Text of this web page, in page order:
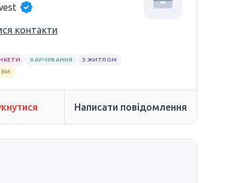
контакти
ХАРЧУВАННЯ
З ЖИТЛОМ
Написати повідомлення